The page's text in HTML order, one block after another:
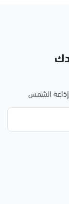
إذاعة الشمس